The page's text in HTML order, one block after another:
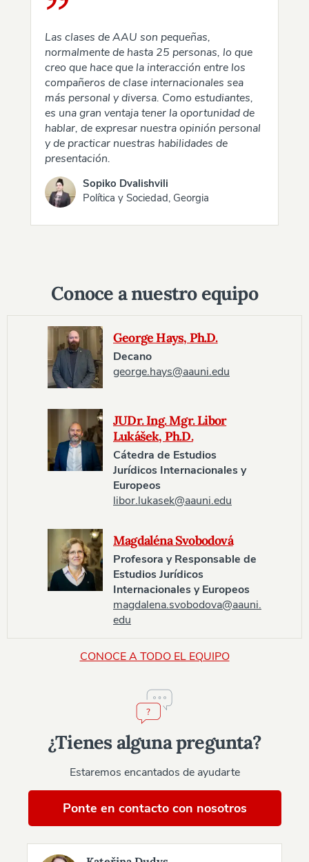
Las clases de AAU son pequeñas,
normalmente de hasta 25 personas, lo que
creo que hace que la interacción entre los
compañeros de clase internacionales sea
más personal y diversa. Como estudiantes,
es una gran ventaja tener la oportunidad de
hablar, de expresar nuestra opinión personal
y de practicar nuestras habilidades de
presentación.
Sopiko Dvalishvili
Política y Sociedad, Georgia
Conoce a nuestro equipo
George Hays, Ph.D.
Decano
george.hays@aauni.edu
JUDr. Ing. Mgr. Libor
Lukášek, Ph.D.
Cátedra de Estudios
Jurídicos Internacionales y
Europeos
libor.lukasek@aauni.edu
Magdaléna Svobodová
Profesora y Responsable de
Estudios Jurídicos
Internacionales y Europeos
magdalena.svobodova@aauni.
edu
CONOCE A TODO EL EQUIPO
¿Tienes alguna pregunta?
Estaremos encantados de ayudarte
Ponte en contacto con nosotros